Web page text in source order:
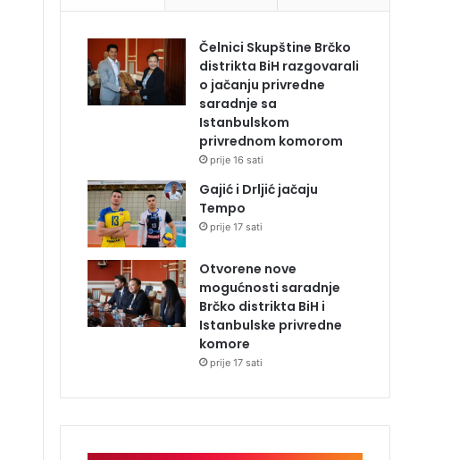
Čelnici Skupštine Brčko
distrikta BiH razgovarali
o jačanju privredne
saradnje sa
Istanbulskom
privrednom komorom
prije 16 sati
Gajić i Drljić jačaju
Tempo
prije 17 sati
Otvorene nove
mogućnosti saradnje
Brčko distrikta BiH i
Istanbulske privredne
komore
prije 17 sati